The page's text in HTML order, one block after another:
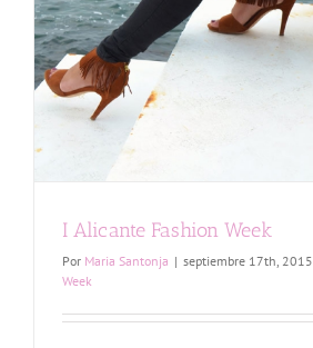
I Alicante Fashion Week
Por Maria Santonja | septiembre 17th, 2015
Week